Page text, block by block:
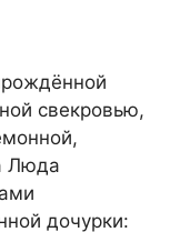
свекровью,
Люда
дочурки: